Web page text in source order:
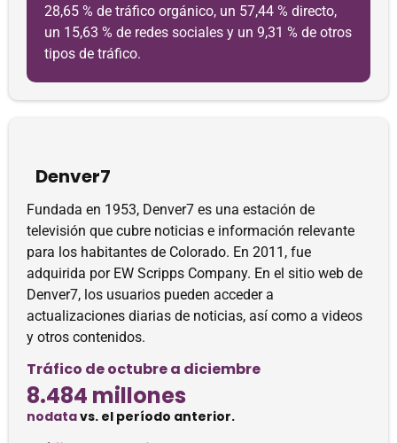
28,65 % de tráfico orgánico, un 57,44 % directo,
un 15,63 % de redes sociales y un 9,31 % de otros
tipos de tráfico.
Denver7
Fundada en 1953, Denver7 es una estación de
televisión que cubre noticias e información relevante
para los habitantes de Colorado. En 2011, fue
adquirida por EW Scripps Company. En el sitio web de
Denver7, los usuarios pueden acceder a
actualizaciones diarias de noticias, así como a videos
y otros contenidos.
Tráfico de octubre a diciembre
8.484 millones
nodatavs. el período anterior.